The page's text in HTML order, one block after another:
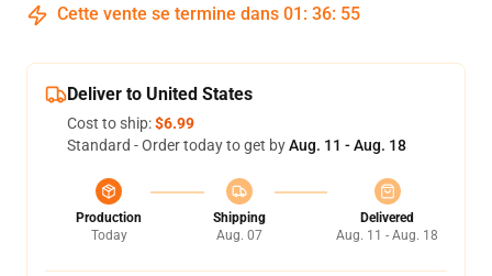
Cette vente se termine dans 01 : 36: 54
Deliver to United States
Cost to ship:$6.99
Standard - Order today to get byAug. 11 - Aug. 18
Production
Today
Shipping
Aug. 07
Delivered
Aug. 11 - Aug. 18